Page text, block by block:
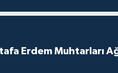
Erdem Muhtarları